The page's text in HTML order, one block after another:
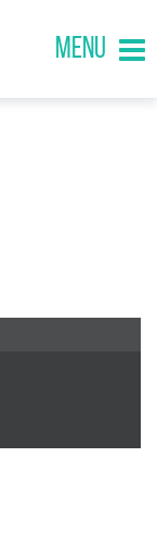
MENU